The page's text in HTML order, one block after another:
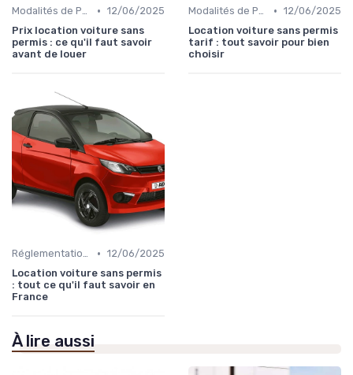
Modalités de Paiement • 12/06/2025
Prix location voiture sans
permis : ce qu'il faut savoir
avant de louer
Modalités de Paiement • 12/06/2025
Location voiture sans permis
tarif : tout savoir pour bien
choisir
Réglementations sur les Véhicules sans Permis • 12/06/2025
Location voiture sans permis
: tout ce qu'il faut savoir en
France
À lire aussi